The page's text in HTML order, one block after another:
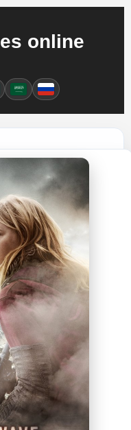
online